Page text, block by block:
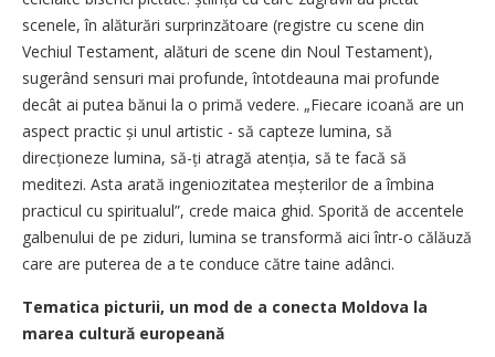
scenele, în alăturări surprinzătoare (registre cu scene din
Vechiul Testament, alături de scene din Noul Testament),
sugerând sensuri mai profunde, întotdeauna mai profunde
decât ai putea bănui la o primă vedere. „Fiecare icoană are un
aspect practic și unul artistic - să capteze lumina, să
direcționeze lumina, să-ți atragă atenția, să te facă să
meditezi. Asta arată ingeniozitatea meșterilor de a îmbina
practicul cu spiritualul”, crede maica ghid. Sporită de accentele
galbenului de pe ziduri, lumina se transformă aici într-o călăuză
care are puterea de a te conduce către taine adânci.
Tematica picturii, un mod de a conecta Moldova la
marea cultură europeană